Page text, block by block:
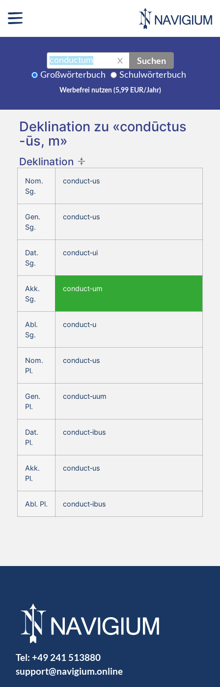
X Suchen
Großwörterbuch Schulwörterbuch
Werbefrei nutzen (5,99 EUR/Jahr)
Deklination zu «condūctus
-ūs, m»
Deklination
Nom.
Sg.
conduct‑us
Gen.
Sg.
conduct‑us
Dat.
Sg.
conduct‑ui
Akk.
Sg.
conduct‑um
Abl.
Sg.
conduct‑u
Nom.
Pl.
conduct‑us
Gen.
Pl.
conduct‑uum
Dat.
Pl.
conduct‑ibus
Akk.
Pl.
conduct‑us
Abl. Pl. conduct‑ibus
Tel: +49 241 513880
support@navigium.online